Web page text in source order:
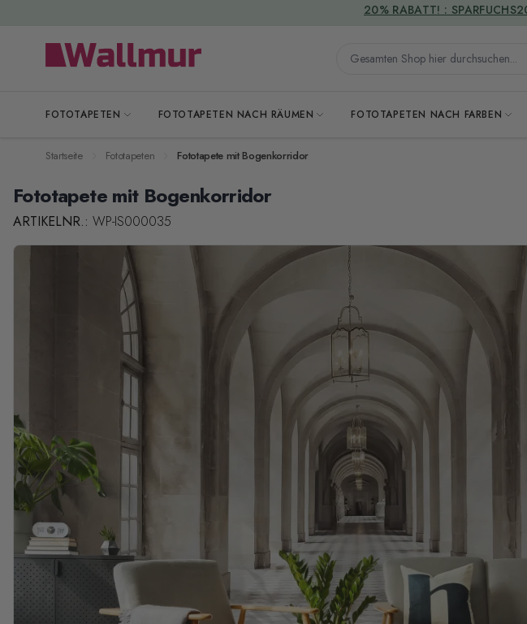
Gesamten Shop hier durchsuchen...
FOTOTAPETEN FOTOTAPETEN NACH RÄUMEN FOTOTAPETEN NACH FARBEN
VERSANDKOSTENFREI
Startseite Fototapeten Fototapete mit Bogenkorridor
Fototapete mit Bogenkorridor
ARTIKELNR.: WP-IS000035